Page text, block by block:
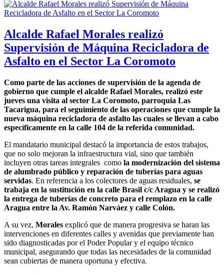
Alcalde Rafael Morales realizó
Supervisión de Máquina Recicladora de
Asfalto en el Sector La Coromoto
Como parte de las acciones de supervisión de la agenda de
gobierno que cumple el alcalde Rafael Morales, realizó este
jueves una visita al sector La Coromoto, parroquia Las
Tacarigua, para el seguimiento de las operaciones que cumple la
nueva máquina recicladora de asfalto las cuales se llevan a cabo
específicamente en la calle 104 de la referida comunidad.
El mandatario municipal destacó la importancia de estos trabajos,
que no solo mejoran la infraestructura vial, sino que también
incluyen otras tareas integrales como la modernización del sistema
de alumbrado público y reparación de tuberías para aguas
servidas. En referencia a los colectores de aguas residuales, se
trabaja en la sustitución en la calle Brasil c/c Aragua y se realizó
la entrega de tuberías de concreto para el remplazo en la calle
Aragua entre la Av. Ramón Narváez y calle Colón.
A su vez, Morales explicó que de manera progresiva se haran las
intervenciones en diferentes calles y avenidas que previamente han
sido diagnosticadas por el Poder Popular y el equipo técnico
municipal, asegurando que todas las necesidades de la comunidad
sean cubiertas de manera oportuna y efectiva.